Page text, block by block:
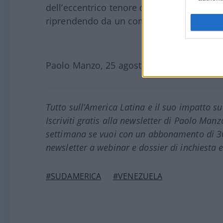
dell’eccentrico tenore di vita di cui vanta
riprendendo da un coma indotto dopo
Paolo Manzo, 25 agosto 2023
Tutto sull’America Latina e il suo impatto
Iscriviti gratis alla newsletter di Paolo
settimana se vuoi con un abbonamento di
newsletter a webinar e dossier di inchiesta
#SUDAMERICA #VENEZUELA